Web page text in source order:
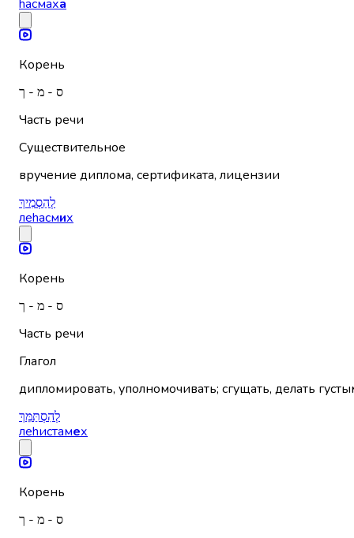
hасмаха
Корень
ס - מ - ך
Часть речи
Существительное
вручение диплома, сертификата, лицензии
לְהַסְמִיךְ
леhасмих
Корень
ס - מ - ך
Часть речи
Глагол
дипломировать, уполномочивать; сгущать, делать
לְהִסְתַּמֵּךְ
леhистамех
Корень
ס - מ - ך